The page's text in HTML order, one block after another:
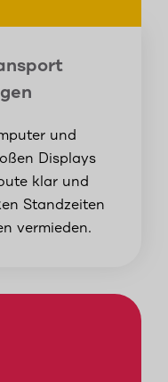
und
Displays
klar und
Standzeiten
vermieden.